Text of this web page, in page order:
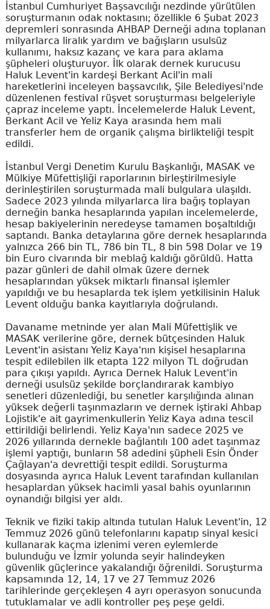
İstanbul Cumhuriyet Başsavcılığı nezdinde yürütülen
soruşturmanın odak noktasını; özellikle 6 Şubat 2023
depremleri sonrasında AHBAP Derneği adına toplanan
milyarlarca liralık yardım ve bağışların usulsüz
kullanımı, haksız kazanç ve kara para aklama
şüpheleri oluşturuyor. İlk olarak dernek kurucusu
Haluk Levent'in kardeşi Berkant Acil'in mali
hareketlerini inceleyen başsavcılık, Şile Belediyesi'nde
düzenlenen festival rüşvet soruşturması belgeleriyle
çapraz inceleme yaptı. İncelemelerde Haluk Levent,
Berkant Acil ve Yeliz Kaya arasında hem mali
transferler hem de organik çalışma birlikteliği tespit
edildi.
İstanbul Vergi Denetim Kurulu Başkanlığı, MASAK ve
Mülkiye Müfettişliği raporlarının birleştirilmesiyle
derinleştirilen soruşturmada mali bulgulara ulaşıldı.
Sadece 2023 yılında milyarlarca lira bağış toplayan
derneğin banka hesaplarında yapılan incelemelerde,
hesap bakiyelerinin neredeyse tamamen boşaltıldığı
saptandı. Banka detaylarına göre dernek hesaplarında
yalnızca 266 bin TL, 786 bin TL, 8 bin 598 Dolar ve 19
bin Euro civarında bir meblağ kaldığı görüldü. Hatta
pazar günleri de dahil olmak üzere dernek
hesaplarından yüksek miktarlı finansal işlemler
yapıldığı ve bu hesaplarda tek işlem yetkilisinin Haluk
Levent olduğu banka kayıtlarıyla doğrulandı.
Davaname metninde yer alan Mali Müfettişlik ve
MASAK verilerine göre, dernek bütçesinden Haluk
Levent'in asistanı Yeliz Kaya'nın kişisel hesaplarına
tespit edilebilen ilk etapta 122 milyon TL doğrudan
para çıkışı yapıldı. Ayrıca Dernek Haluk Levent'in
derneği usulsüz şekilde borçlandırarak kambiyo
senetleri düzenlediği, bu senetler karşılığında alınan
yüksek değerli taşınmazların ve dernek iştiraki Ahbap
Lojistik'e ait gayrimenkullerin Yeliz Kaya adına tescil
ettirildiği belirlendi. Yeliz Kaya'nın sadece 2025 ve
2026 yıllarında dernekle bağlantılı 100 adet taşınmaz
işlemi yaptığı, bunların 58 adedini şüpheli Esin Önder
Çağlayan'a devrettiği tespit edildi. Soruşturma
dosyasında ayrıca Haluk Levent tarafından kullanılan
hesaplardan yüksek hacimli yasal bahis oyunlarının
oynandığı bilgisi yer aldı.
Teknik ve fiziki takip altında tutulan Haluk Levent'in, 12
Temmuz 2026 günü telefonlarını kapatıp sinyal kesici
kullanarak kaçma izlenimi veren eylemlerde
bulunduğu ve İzmir yolunda seyir halindeyken
güvenlik güçlerince yakalandığı öğrenildi. Soruşturma
kapsamında 12, 14, 17 ve 27 Temmuz 2026
tarihlerinde gerçekleşen 4 ayrı operasyon sonucunda
tutuklamalar ve adli kontroller peş peşe geldi.